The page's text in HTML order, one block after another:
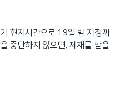
현지시간으로 19일 밤 자정까
중단하지 않으면, 제재를 받을